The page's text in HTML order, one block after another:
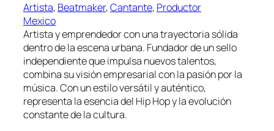
Artista, Beatmaker, Cantante, Productor
Mexico
Artista y emprendedor con una trayectoria sólida
dentro de la escena urbana. Fundador de un sello
independiente que impulsa nuevos talentos,
combina su visión empresarial con la pasión por la
música. Con un estilo versátil y auténtico,
representa la esencia del Hip Hop y la evolución
constante de la cultura.